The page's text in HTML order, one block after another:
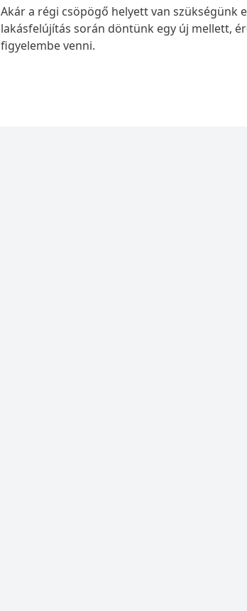
Akár a régi csöpögő helyett van szükségünk
lakásfelújítás során döntünk egy új mellett,
figyelembe venni.